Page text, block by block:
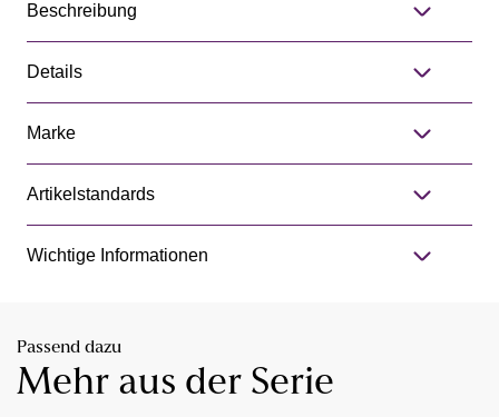
Beschreibung
Details
Marke
Artikelstandards
Wichtige Informationen
Passend dazu
Mehr aus der Serie